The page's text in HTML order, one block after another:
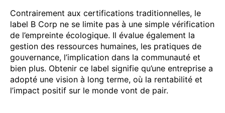
Contrairement aux certifications traditionnelles, le
label B Corp ne se limite pas à une simple vérification
de l’empreinte écologique. Il évalue également la
gestion des ressources humaines, les pratiques de
gouvernance, l’implication dans la communauté et
bien plus. Obtenir ce label signifie qu’une entreprise a
adopté une vision à long terme, où la rentabilité et
l’impact positif sur le monde vont de pair.